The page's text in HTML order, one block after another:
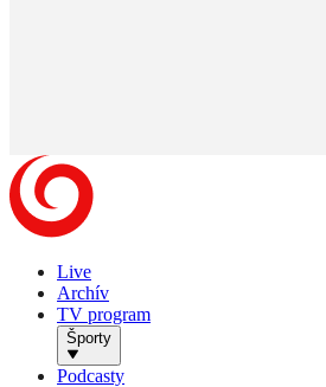
Live
Archív
TV program
Športy
Podcasty